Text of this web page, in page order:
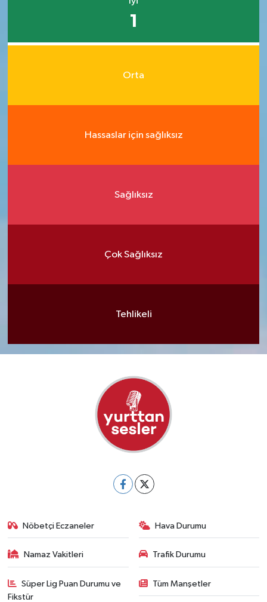
1
Orta
Hassaslar için sağlıksız
Sağlıksız
Çok Sağlıksız
Tehlikeli
Nöbetçi Eczaneler Hava Durumu
Namaz Vakitleri Trafik Durumu
Süper Lig Puan Durumu ve
Fikstür
Tüm Manşetler